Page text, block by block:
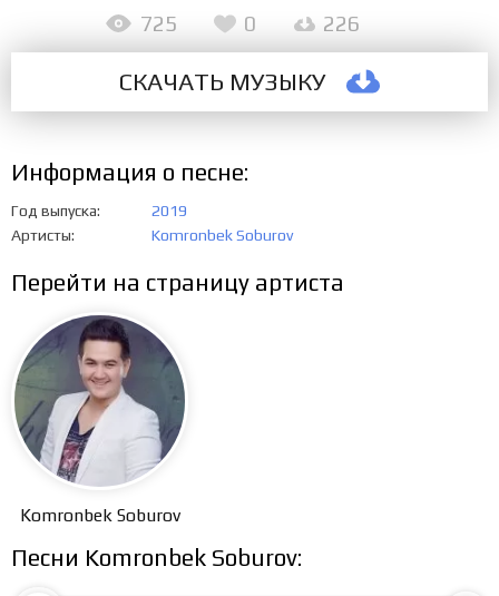
СКАЧАТЬ МУЗЫКУ
725 0 226
Информация о песне:
Год выпуска
2019
Артисты
Komronbek Soburov
Перейти на страницу артиста
Komronbek Soburov
Песни Komronbek Soburov: